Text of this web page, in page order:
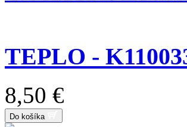
TEPLO -
8,50 €
Do košíka